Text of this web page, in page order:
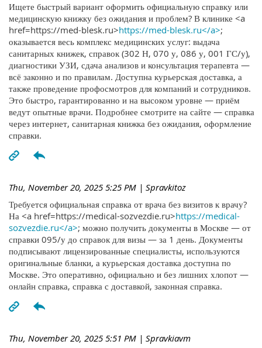
Ищете быстрый вариант оформить официальную справку или
медицинскую книжку без ожидания и проблем? В клинике <a
href=https://med-blesk.ru>https://med-blesk.ru</a>;
оказывается весь комплекс медицинских услуг: выдача
санитарных книжек, справок (302 Н, 070 у, 086 у, 001 ГС/у),
диагностики УЗИ, сдача анализов и консультация терапевта —
всё законно и по правилам. Доступна курьерская доставка, а
также проведение профосмотров для компаний и сотрудников.
Это быстро, гарантированно и на высоком уровне — приём
ведут опытные врачи. Подробнее смотрите на сайте — справка
через интернет, санитарная книжка без ожидания, оформление
справки.
Thu, November 20, 2025 5:25 PM | Spravkitoz
Требуется официальная справка от врача без визитов к врачу?
На <a href=https://medical-sozvezdie.ru>https://medical-
sozvezdie.ru</a>; можно получить документы в Москве — от
справки 095/у до справок для визы — за 1 день. Документы
подписывают лицензированные специалисты, используются
оригинальные бланки, а курьерская доставка доступна по
Москве. Это оперативно, официально и без лишних хлопот —
онлайн справка, справка с доставкой, законная справка.
Thu, November 20, 2025 5:51 PM | Spravkiavm